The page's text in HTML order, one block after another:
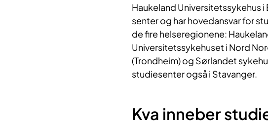
Haukeland Universitetssykehus
senter og har hovedansvar for
de fire helseregionene:
Universitetssykehuset i Nord
(Trondheim) og Sørlandet
studiesenter også i Stavanger.
Kva inneber